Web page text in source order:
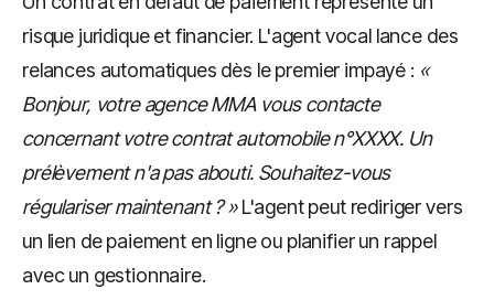
risque juridique et financier. L'agent vocal lance des
relances automatiques dès le premier impayé : «
Bonjour, votre agence MMA vous contacte
concernant votre contrat automobile n°XXXX. Un
prélèvement n'a pas abouti. Souhaitez-vous
régulariser maintenant ? »L'agent peut rediriger vers
un lien de paiement en ligne ou planifier un rappel
avec un gestionnaire.